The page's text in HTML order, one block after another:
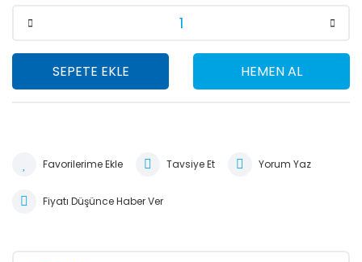
SEPETE EKLE HEMEN AL
Tavsiye Et Yorum Yaz
Fiyatı Düşünce Haber Ver